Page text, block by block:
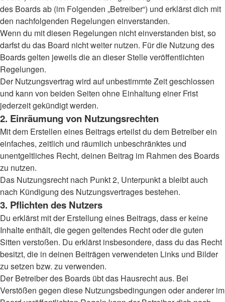
des Boards ab (im Folgenden „Betreiber“) und erklärst dich mit
den nachfolgenden Regelungen einverstanden.
Wenn du mit diesen Regelungen nicht einverstanden bist, so
darfst du das Board nicht weiter nutzen. Für die Nutzung des
Boards gelten jeweils die an dieser Stelle veröffentlichten
Regelungen.
Der Nutzungsvertrag wird auf unbestimmte Zeit geschlossen
und kann von beiden Seiten ohne Einhaltung einer Frist
jederzeit gekündigt werden.
2. Einräumung von Nutzungsrechten
Mit dem Erstellen eines Beitrags erteilst du dem Betreiber ein
einfaches, zeitlich und räumlich unbeschränktes und
unentgeltliches Recht, deinen Beitrag im Rahmen des Boards
zu nutzen.
Das Nutzungsrecht nach Punkt 2, Unterpunkt a bleibt auch
nach Kündigung des Nutzungsvertrages bestehen.
3. Pflichten des Nutzers
Du erklärst mit der Erstellung eines Beitrags, dass er keine
Inhalte enthält, die gegen geltendes Recht oder die guten
Sitten verstoßen. Du erklärst insbesondere, dass du das Recht
besitzt, die in deinen Beiträgen verwendeten Links und Bilder
zu setzen bzw. zu verwenden.
Der Betreiber des Boards übt das Hausrecht aus. Bei
Verstößen gegen diese Nutzungsbedingungen oder anderer im